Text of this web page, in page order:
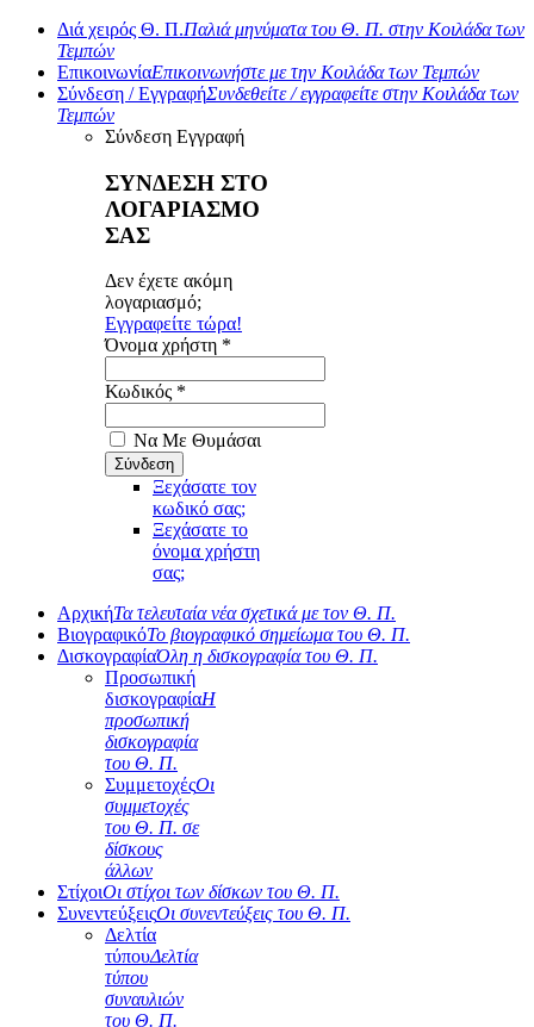
Διά χειρός Θ. Π.Παλιά μηνύματα του Θ. Π. στην Κοιλάδα των
Τεμπών
ΕπικοινωνίαΕπικοινωνήστε με την Κοιλάδα των Τεμπών
Σύνδεση / ΕγγραφήΣυνδεθείτε / εγγραφείτε στην Κοιλάδα των
Τεμπών
Σύνδεση Εγγραφή
ΣΥΝΔΕΣΗ ΣΤΟ
ΛΟΓΑΡΙΑΣΜΟ
ΣΑΣ
Δεν έχετε ακόμη
λογαριασμό;
Εγγραφείτε τώρα!
Όνομα χρήστη *
Κωδικός *
Να Με Θυμάσαι
Ξεχάσατε τον
κωδικό σας;
Ξεχάσατε το
όνομα χρήστη
σας;
ΑρχικήΤα τελευταία νέα σχετικά με τον Θ. Π.
ΒιογραφικόΤο βιογραφικό σημείωμα του Θ. Π.
ΔισκογραφίαΌλη η δισκογραφία του Θ. Π.
Προσωπική
δισκογραφίαΗ
προσωπική
δισκογραφία
του Θ. Π.
ΣυμμετοχέςΟι
συμμετοχές
του Θ. Π. σε
δίσκους
άλλων
ΣτίχοιΟι στίχοι των δίσκων του Θ. Π.
ΣυνεντεύξειςΟι συνεντεύξεις του Θ. Π.
Δελτία
τύπουΔελτία
τύπου
συναυλιών
του Θ. Π.